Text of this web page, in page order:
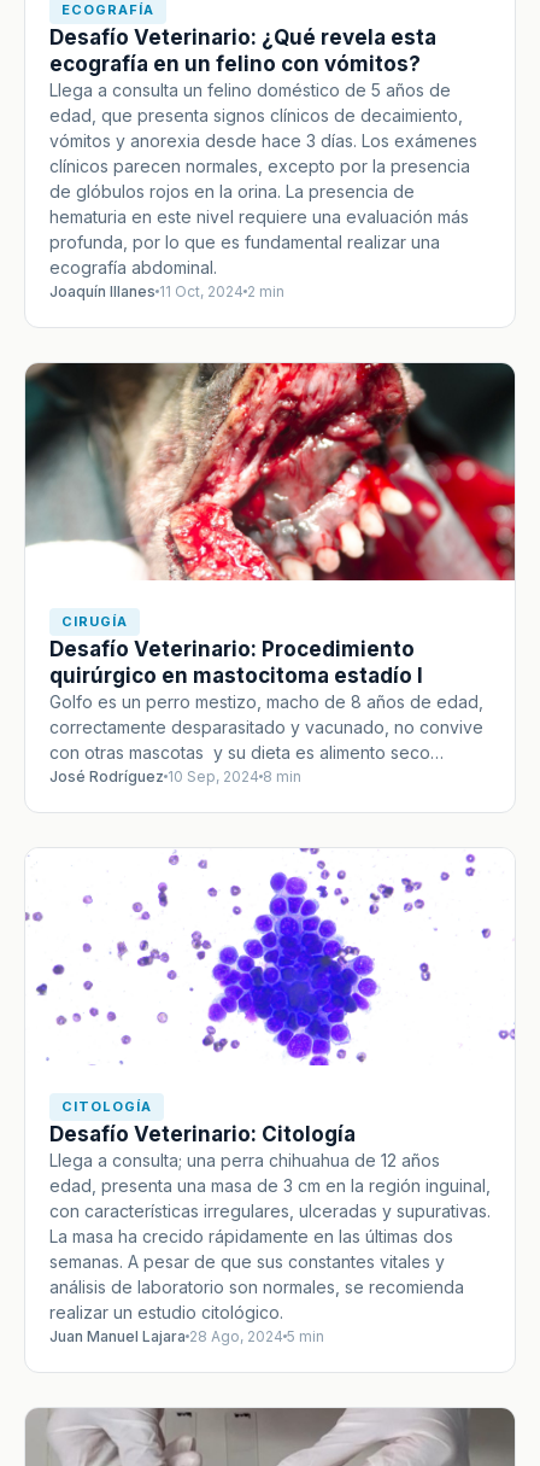
ECOGRAFÍA
Desafío Veterinario: ¿Qué revela esta
ecografía en un felino con vómitos?
Llega a consulta un felino doméstico de 5 años de
edad, que presenta signos clínicos de decaimiento,
vómitos y anorexia desde hace 3 días. Los exámenes
clínicos parecen normales, excepto por la presencia
de glóbulos rojos en la orina. La presencia de
hematuria en este nivel requiere una evaluación más
profunda, por lo que es fundamental realizar una
ecografía abdominal.
Joaquín Illanes 11 Oct, 2024 2 min
CIRUGÍA
Desafío Veterinario: Procedimiento
quirúrgico en mastocitoma estadío I
Golfo es un perro mestizo, macho de 8 años de edad,
correctamente desparasitado y vacunado, no convive
con otras mascotas y su dieta es alimento seco…
José Rodríguez 10 Sep, 2024 8 min
CITOLOGÍA
Desafío Veterinario: Citología
Llega a consulta; una perra chihuahua de 12 años
edad, presenta una masa de 3 cm en la región inguinal,
con características irregulares, ulceradas y supurativas.
La masa ha crecido rápidamente en las últimas dos
semanas. A pesar de que sus constantes vitales y
análisis de laboratorio son normales, se recomienda
realizar un estudio citológico.
Juan Manuel Lajara 28 Ago, 2024 5 min